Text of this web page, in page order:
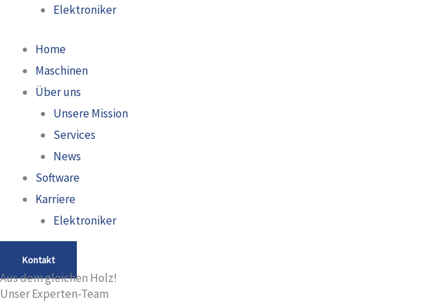
Elektroniker
Home
Maschinen
Über uns
Unsere Mission
Services
News
Software
Karriere
Elektroniker
Kontakt
Aus dem gleichen Holz!
Unser Experten-Team